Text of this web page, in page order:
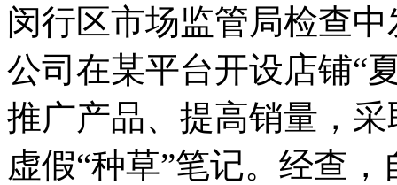
闵行区市场监管局检查
公司在某平台开设店铺“
推广产品、提高销量，
虚假“种草”笔记。经查